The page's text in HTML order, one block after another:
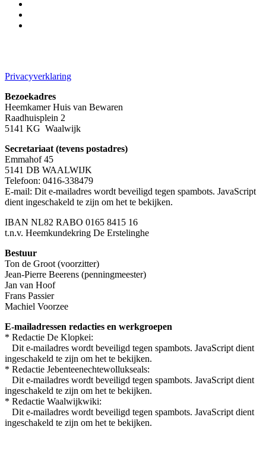
Privacyverklaring
Bezoekadres
Heemkamer Huis van Bewaren
Raadhuisplein 2
5141 KG Waalwijk
Secretariaat (tevens postadres)
Emmahof 45
5141 DB WAALWIJK
Telefoon: 0416-338479
E-mail: Dit e-mailadres wordt beveiligd tegen spambots. JavaScript
dient ingeschakeld te zijn om het te bekijken.
IBAN NL82 RABO 0165 8415 16
t.n.v. Heemkundekring De Erstelinghe
Bestuur
Ton de Groot (voorzitter)
Jean-Pierre Beerens (penningmeester)
Jan van Hoof
Frans Passier
Machiel Voorzee
E-mailadressen redacties en werkgroepen
* Redactie De Klopkei:
Dit e-mailadres wordt beveiligd tegen spambots. JavaScript dient
ingeschakeld te zijn om het te bekijken.
* Redactie Jebenteenechtewollukseals:
Dit e-mailadres wordt beveiligd tegen spambots. JavaScript dient
ingeschakeld te zijn om het te bekijken.
* Redactie Waalwijkwiki:
Dit e-mailadres wordt beveiligd tegen spambots. JavaScript dient
ingeschakeld te zijn om het te bekijken.